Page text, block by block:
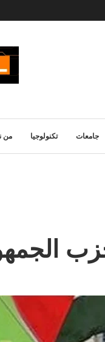
جامعات تكنولوجيا من